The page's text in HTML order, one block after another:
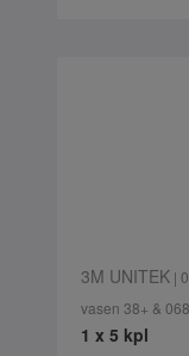
3M UNITEK|
vasen 38+ &
1 x 5 kpl